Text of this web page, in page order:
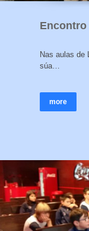
Encontro
Nas aulas de
súa…
more